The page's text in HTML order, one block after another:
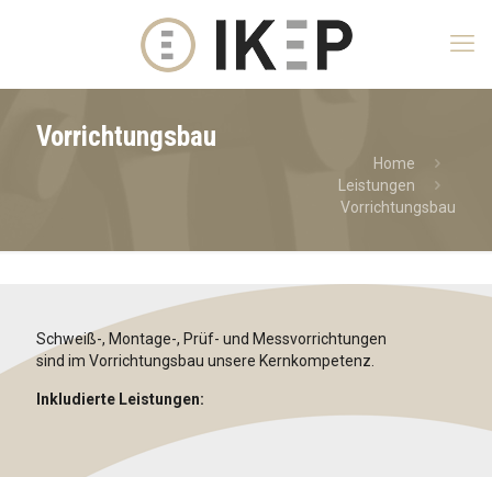
Vorrichtungsbau
Home
Leistungen
Vorrichtungsbau
Schweiß-, Montage-, Prüf- und Messvorrichtungen
sind im Vorrichtungsbau unsere Kernkompetenz.
Inkludierte Leistungen: